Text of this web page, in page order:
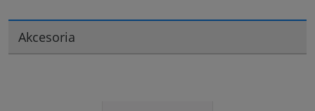
Akcesoria